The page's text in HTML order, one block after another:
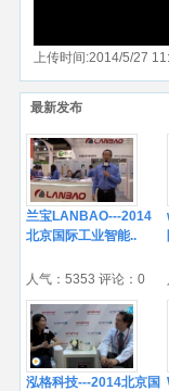
上传时间:2014/5/27
最新发布
兰宝LANBAO---2014
北京国际工业智能..
人气：5353 评论：0
泓格科技---2014北京国